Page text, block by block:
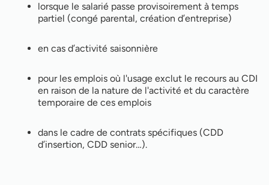
lorsque le salarié passe provisoirement à temps
partiel (congé parental, création d’entreprise)
en cas d’activité saisonnière
pour les emplois où l'usage exclut le recours au CDI
en raison de la nature de l'activité et du caractère
temporaire de ces emplois
dans le cadre de contrats spécifiques (CDD
d’insertion, CDD senior…).